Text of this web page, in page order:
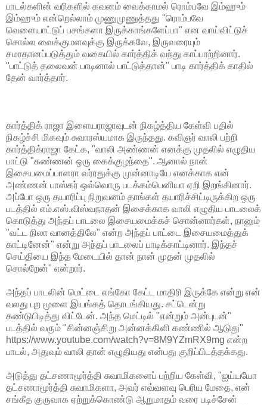
பாடல்களின் வரிகளில் கவனம் வைக்காமல் ரொம்பவே இம்ஹும்
இம்ஹும் என்றெல்லாம் முணுமுணுத்தது "ரொம்பவே
வெளையாட்டுப் பசங்களா இருக்காங்களேப்பா" என வாய்விட்டுச்
சொல்ல வைக்குமளவுக்கு இருக்கவே, இருவரையும்
சமாதானப்படுத்தும் வகையில் கார்த்திக் வந்து காப்பாற்றினார்.
"பாட்டுத் தலைவன் பாடினால் பாட்டுத்தான்" பாடி கார்த்திக் காதில்
தேன் வார்த்தார்.
கார்த்திக் ராஜா இளையராஜாவுடன் நிகழ்த்திய கேள்வி பதில்
நிகழ்ச்சி மிகவும் சுவாரஸ்யமாக இருந்தது. கவிஞர் வாலி பற்றி
கார்த்திக்ராஜா கேட்க, "வாலி அண்ணன் எனக்கு முதலில் எழுதிய
பாட்டு "கண்ணன் ஒரு கைக்குழந்தை". ஆனால் நான்
இசையமைப்பாளரா வர்ரதுக்கு முன்னாடியே எனக்காக என்
அண்ணன் பாஸ்கர் ஒவ்வொரு படக்கம்பெனியா ஏறி இறங்கினார்.
அப்போ ஒரு தயாரிப்பு நிறுவனம் தாங்கள் தயாரிச்சிட்டிருக்கிற ஒரு
படத்தில் எம்.எஸ்.விஸ்வநாதன் இசைக்காக வாலி எழுதிய பாடலைக்
கொடுத்து அந்தப் பாடலை இசையமைக்கச் சொன்னார்கள், நானும்
"வட்ட நிலா வானத்திலே" என்ற அந்தப் பாட்டை இசையமைத்துக்
காட்டினேன்" என்று அந்தப் பாடலைப் பாடிக்காட்டினார். இந்தச்
செய்தியை இந்த மேடையில் தான் நான் முதன் முதலில்
சொல்றேன்" என்றார்.
அந்தப் பாடலின் மெட்டை எங்கோ கேட்ட மாதிரி இருக்கே என்று என்
வலது புற மூளை இயங்கத் தொடங்கியது. சட்டென்று
கண்டுபிடித்து விட்டேன். அந்த மெட்டில் "என்றும் அன்புடன்"
படத்தில் வரும் "சின்னஞ்சிறு அன்னக்கிளி கண்ணில் ஆடுது"
https://www.youtube.com/watch?v=8M9YZmRX9mg என்ற
பாடல், அதுவும் வாலி தான் எழுதியது என்பது குறிப்பிடத்தக்கது.
அடுத்து தட்சணாமூர்த்தி சுவாமிகளைப் பற்றிய கேள்வி, "ஐய்யயோ
தட்சணாமூர்த்தி சுவாமிகளா, அவர் எவ்வளவு பெரிய மேதை, என்
சங்கீத குருவாக ஏற்றுக்கொண்டு ஆறுமாதம் வரை படிச்சேன்